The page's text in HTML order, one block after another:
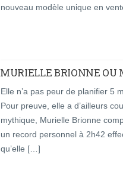
nouveau modèle unique en
MURIELLE BRIONNE
Elle n’a pas peur de planifier 5
Pour preuve, elle a d’ailleurs
mythique, Murielle Brionne
un record personnel à 2h42
qu’elle […]